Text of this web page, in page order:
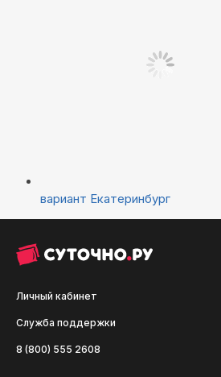
вариант Екатеринбург
Личный кабинет
Служба поддержки
8 (800) 555 2608